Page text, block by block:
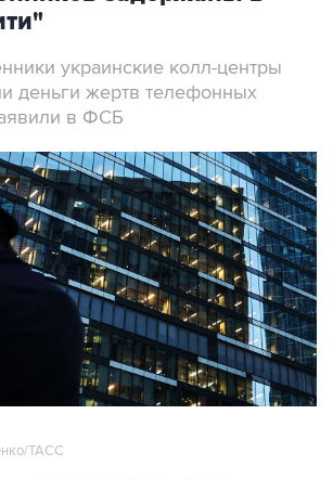
украинские колл-центры
деньги жертв телефонных
в ФСБ
ТАСС